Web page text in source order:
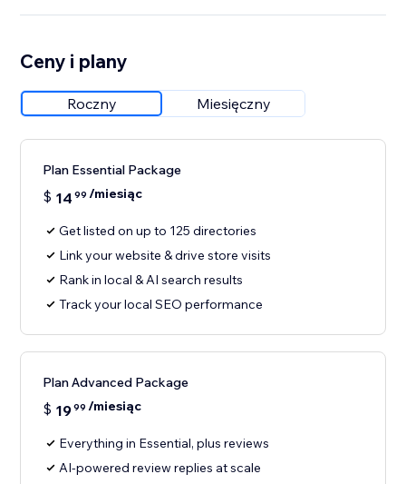
Ceny i plany
Roczny Miesięczny
Plan Essential Package
$ 14 99 /miesiąc
Get listed on up to 125 directories
Link your website & drive store visits
Rank in local & AI search results
Track your local SEO performance
Plan Advanced Package
$ 1999 /miesiąc
Everything in Essential, plus reviews
AI-powered review replies at scale